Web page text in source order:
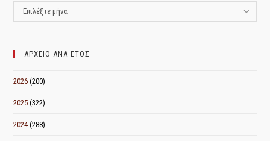
ΑΡΧΕΙΟ
ΑΝΑ
Επιλέξτε μήνα
ΑΡΧΕΙΟ ΑΝΑ ΕΤΟΣ
2026 (200)
2025 (322)
2024 (288)